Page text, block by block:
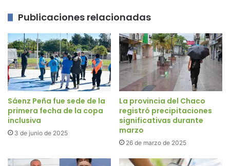
Publicaciones relacionadas
Sáenz Peña fue sede de la
primera fecha de la copa
inclusiva
3 de junio de 2025
La provincia del Chaco
registró precipitaciones
significativas durante
marzo
26 de marzo de 2025